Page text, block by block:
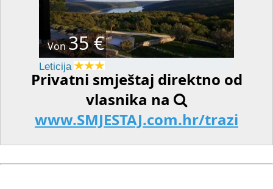
Von35 €
Leticija
Privatni smještaj direktno od
vlasnika na
www.SMJESTAJ.com.hr/trazi